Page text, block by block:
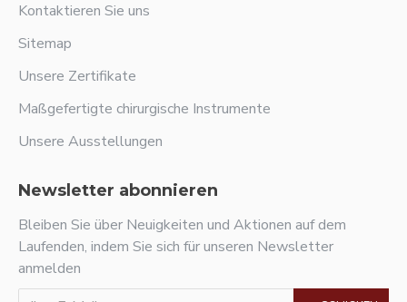
Kontaktieren Sie uns
Sitemap
Unsere Zertifikate
Maßgefertigte chirurgische Instrumente
Unsere Ausstellungen
Newsletter abonnieren
Bleiben Sie über Neuigkeiten und Aktionen auf dem
Laufenden, indem Sie sich für unseren Newsletter
anmelden